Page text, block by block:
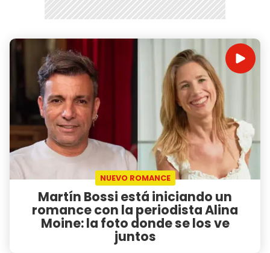
NUEVO ROMANCE
Martín Bossi está iniciando un
romance con la periodista Alina
Moine: la foto donde se los ve
juntos